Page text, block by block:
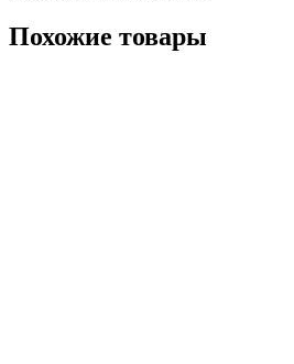
Похожие товары